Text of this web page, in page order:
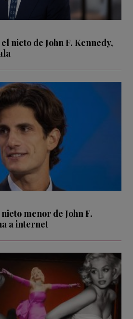
nieto de John F. Kennedy,
menor de John F.
a internet